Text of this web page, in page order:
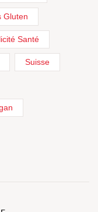
Gluten
Santé
Suisse